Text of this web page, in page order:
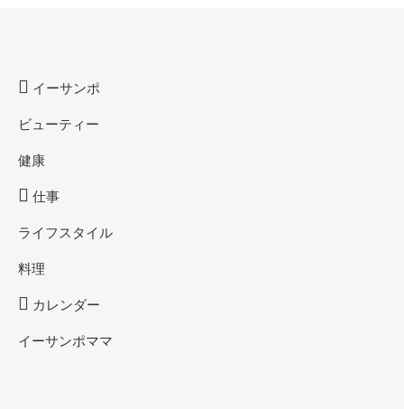
イーサンポ
ビューティー
健康
仕事
ライフスタイル
料理
カレンダー
イーサンポママ